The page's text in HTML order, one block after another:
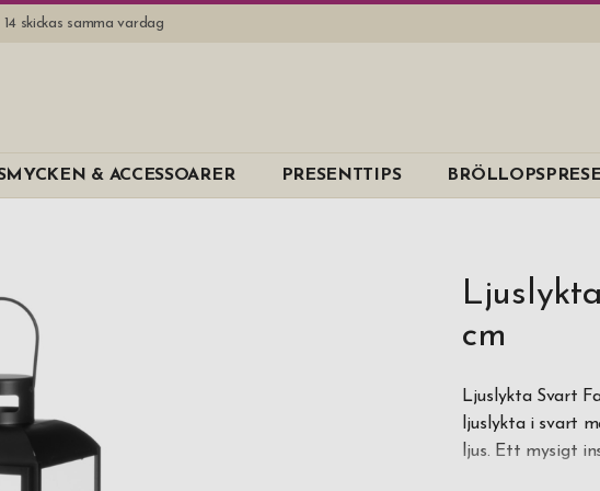
skickas samma vardag
& ACCESSOARER PRESENTTIPS
cm
Ljuslykta Svart
ljuslykta i svart
ljus. Ett mysigt